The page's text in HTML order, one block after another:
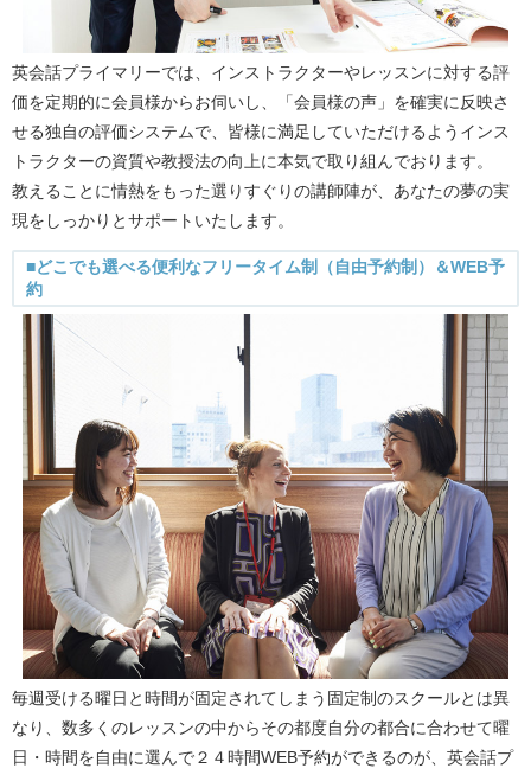
英会話プライマリーでは、インストラクターやレッスンに対する評
価を定期的に会員様からお伺いし、「会員様の声」を確実に反映さ
せる独自の評価システムで、皆様に満足していただけるようインス
トラクターの資質や教授法の向上に本気で取り組んでおります。
教えることに情熱をもった選りすぐりの講師陣が、あなたの夢の実
現をしっかりとサポートいたします。
■どこでも選べる便利なフリータイム制（自由予約制）＆WEB予
約
毎週受ける曜日と時間が固定されてしまう固定制のスクールとは異
なり、数多くのレッスンの中からその都度自分の都合に合わせて曜
日・時間を自由に選んで２４時間WEB予約ができるのが、英会話プ